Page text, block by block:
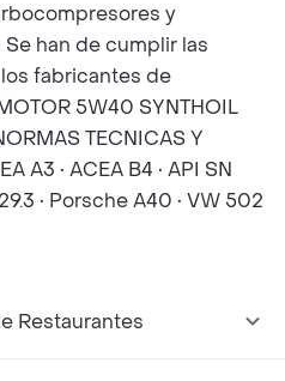
y
han de cumplir las
fabricantes de
5W40 SYNTHOIL
TECNICAS Y
A3 • ACEA B4 • API SN
• Porsche A40 • VW 502
Restaurantes